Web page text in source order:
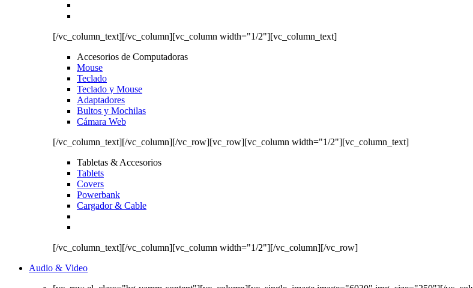
[/vc_column_text][/vc_column][vc_column width="1/2"][vc_column_text]
Accesorios de Computadoras
Mouse
Teclado
Teclado y Mouse
Adaptadores
Bultos y Mochilas
Cámara Web
[/vc_column_text][/vc_column][/vc_row][vc_row][vc_column width="1/2"][vc_column_text]
Tabletas & Accesorios
Tablets
Covers
Powerbank
Cargador & Cable
[/vc_column_text][/vc_column][vc_column width="1/2"][/vc_column][/vc_row]
Audio & Video